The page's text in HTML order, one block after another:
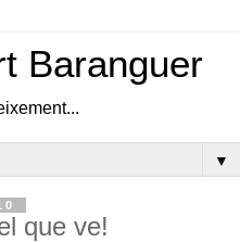
Baranguer
▼
que ve!